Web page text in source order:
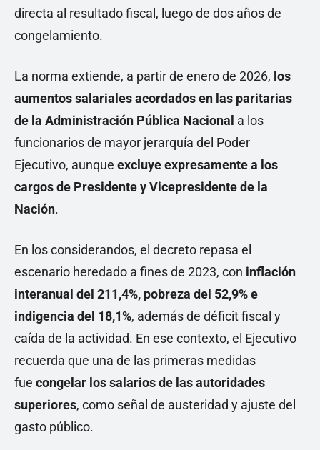
directa al resultado fiscal, luego de dos años de
congelamiento.
La norma extiende, a partir de enero de 2026, los
aumentos salariales acordados en las paritarias
de la Administración Pública Nacional a los
funcionarios de mayor jerarquía del Poder
Ejecutivo, aunque excluye expresamente a los
cargos de Presidente y Vicepresidente de la
Nación.
En los considerandos, el decreto repasa el
escenario heredado a fines de 2023, con inflación
interanual del 211,4%, pobreza del 52,9% e
indigencia del 18,1%, además de déficit fiscal y
caída de la actividad. En ese contexto, el Ejecutivo
recuerda que una de las primeras medidas
fue congelar los salarios de las autoridades
superiores, como señal de austeridad y ajuste del
gasto público.